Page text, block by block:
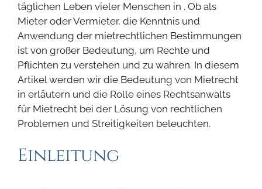
täglichen Leben vieler Menschen in . Ob als
Mieter oder Vermieter, die Kenntnis und
Anwendung der mietrechtlichen Bestimmungen
ist von großer Bedeutung, um Rechte und
Pflichten zu verstehen und zu wahren. In diesem
Artikel werden wir die Bedeutung von Mietrecht
in erläutern und die Rolle eines Rechtsanwalts
für Mietrecht bei der Lösung von rechtlichen
Problemen und Streitigkeiten beleuchten.
Einleitung